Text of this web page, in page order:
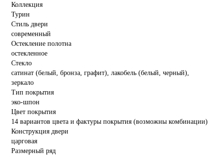
Коллекция
Турин
Стиль двери
современный
Остекление полотна
остекленное
Стекло
сатинат (белый, бронза, графит), лакобель (белый, черный),
зеркало
Тип покрытия
эко-шпон
Цвет покрытия
14 вариантов цвета и фактуры покрытия (возможны комбинации)
Конструкция двери
царговая
Размерный ряд